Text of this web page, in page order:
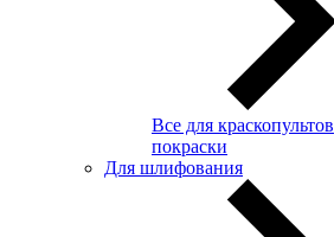
Все для краскопультов
покраски
Для шлифования